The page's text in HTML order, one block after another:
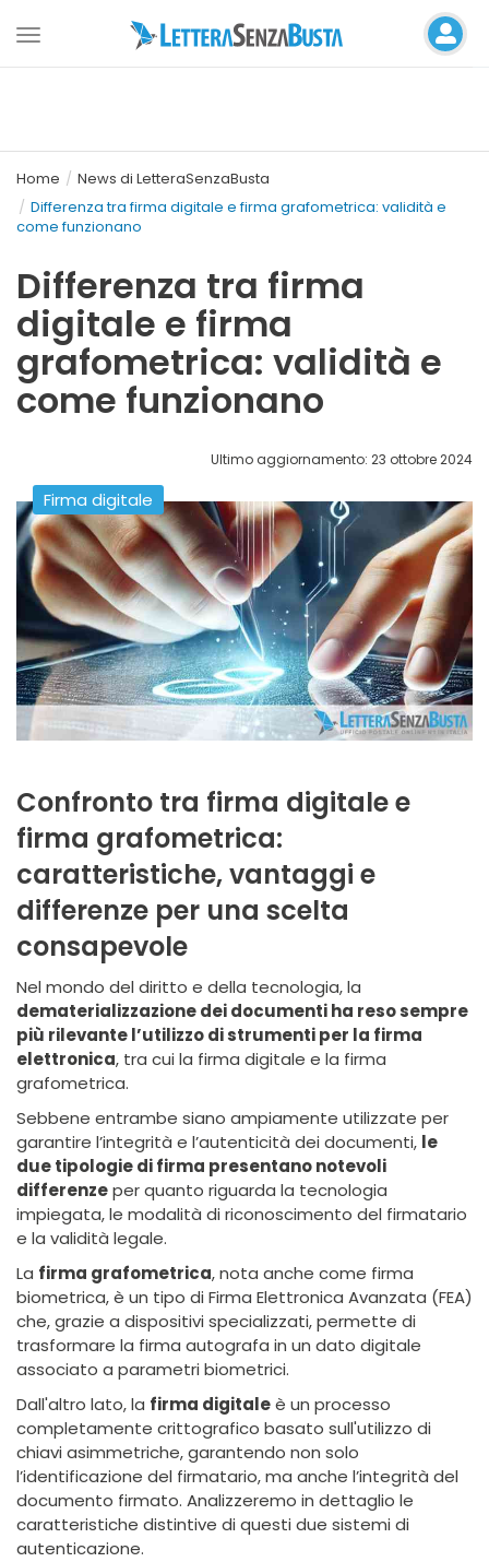
Toggle
Home
News di LetteraSenzaBusta
Differenza tra firma digitale e firma grafometrica: validità e
come funzionano
Differenza tra firma
digitale e firma
grafometrica: validità e
come funzionano
Ultimo aggiornamento: 23 ottobre 2024
Firma digitale
Confronto tra firma digitale e
firma grafometrica:
caratteristiche, vantaggi e
differenze per una scelta
consapevole
Nel mondo del diritto e della tecnologia, la
dematerializzazione dei documenti ha reso sempre
più rilevante l’utilizzo di strumenti per la firma
elettronica, tra cui la firma digitale e la firma
grafometrica.
Sebbene entrambe siano ampiamente utilizzate per
garantire l’integrità e l’autenticità dei documenti, le
due tipologie di firma presentano notevoli
differenzeper quanto riguarda la tecnologia
impiegata, le modalità di riconoscimento del firmatario
e la validità legale.
La firma grafometrica, nota anche come firma
biometrica, è un tipo di Firma Elettronica Avanzata (FEA)
che, grazie a dispositivi specializzati, permette di
trasformare la firma autografa in un dato digitale
associato a parametri biometrici.
Dall'altro lato, la firma digitaleè un processo
completamente crittografico basato sull'utilizzo di
chiavi asimmetriche, garantendo non solo
l’identificazione del firmatario, ma anche l’integrità del
documento firmato. Analizzeremo in dettaglio le
caratteristiche distintive di questi due sistemi di
autenticazione.